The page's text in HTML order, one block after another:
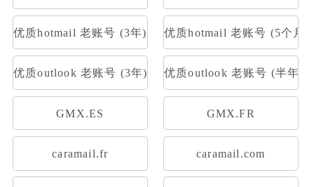
优质hotmail 老账号 (3年) 优质hotmail 老账号 (5个月)
优质outlook 老账号 (3年) 优质outlook 老账号 (半年)
GMX.ES GMX.FR
caramail.fr caramail.com